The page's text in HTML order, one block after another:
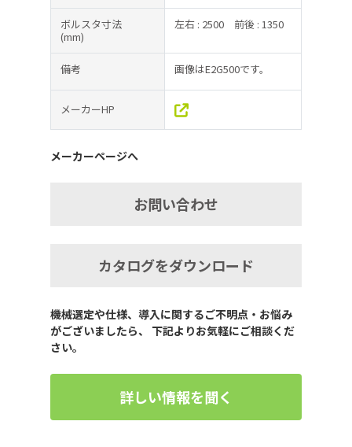
ボルスタ寸法
(mm)
左右 : 2500 前後 : 1350
備考 画像はE2G500です。
メーカーHP
メーカーページへ
お問い合わせ
カタログをダウンロード
機械選定や仕様、導入に関するご不明点・お悩み
がございましたら、 下記よりお気軽にご相談くだ
さい。
詳しい情報を聞く